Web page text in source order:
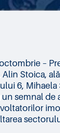
–
Alin Stoica,
6,
semnal de